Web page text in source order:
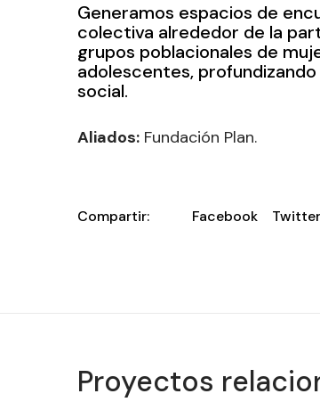
Generamos espacios de
colectiva alrededor de la
grupos poblacionales de
adolescentes,
social.
Aliados: Fundación Plan.
Compartir: Facebook Twitter
Proyectos